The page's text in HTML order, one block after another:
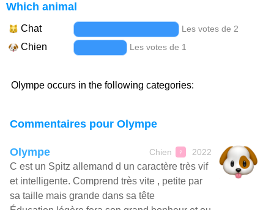
Which animal
Chat Les votes de 2
Chien Les votes de 1
Olympe occurs in the following categories:
Commentaires pour Olympe
Olympe Chien ♀ 2022
C est un Spitz allemand d un caractère très vif
et intelligente. Comprend très vite , petite par
sa taille mais grande dans sa tête